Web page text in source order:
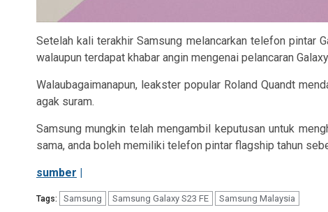
Setelah kali terakhir Samsung melancarkan telefon pintar
walaupun terdapat khabar angin mengenai pelancaran
Walaubagaimanapun, leakster popular Roland Quandt
agak suram.
Samsung mungkin telah mengambil keputusan untuk
sama, anda boleh memiliki telefon pintar flagship tahun
sumber |
Tags: Samsung Samsung Galaxy S23 FE Samsung Malaysia